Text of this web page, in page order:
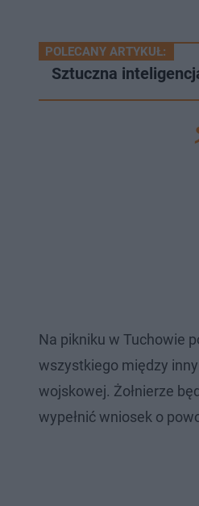
POLECANY ARTYKUŁ:
Sztuczna
Na pikniku w Tuchowie
wszystkiego między
wojskowej. Żołnierze
wypełnić wniosek o